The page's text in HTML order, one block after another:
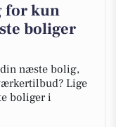
for kun
boliger
næste bolig,
Lige
boliger i